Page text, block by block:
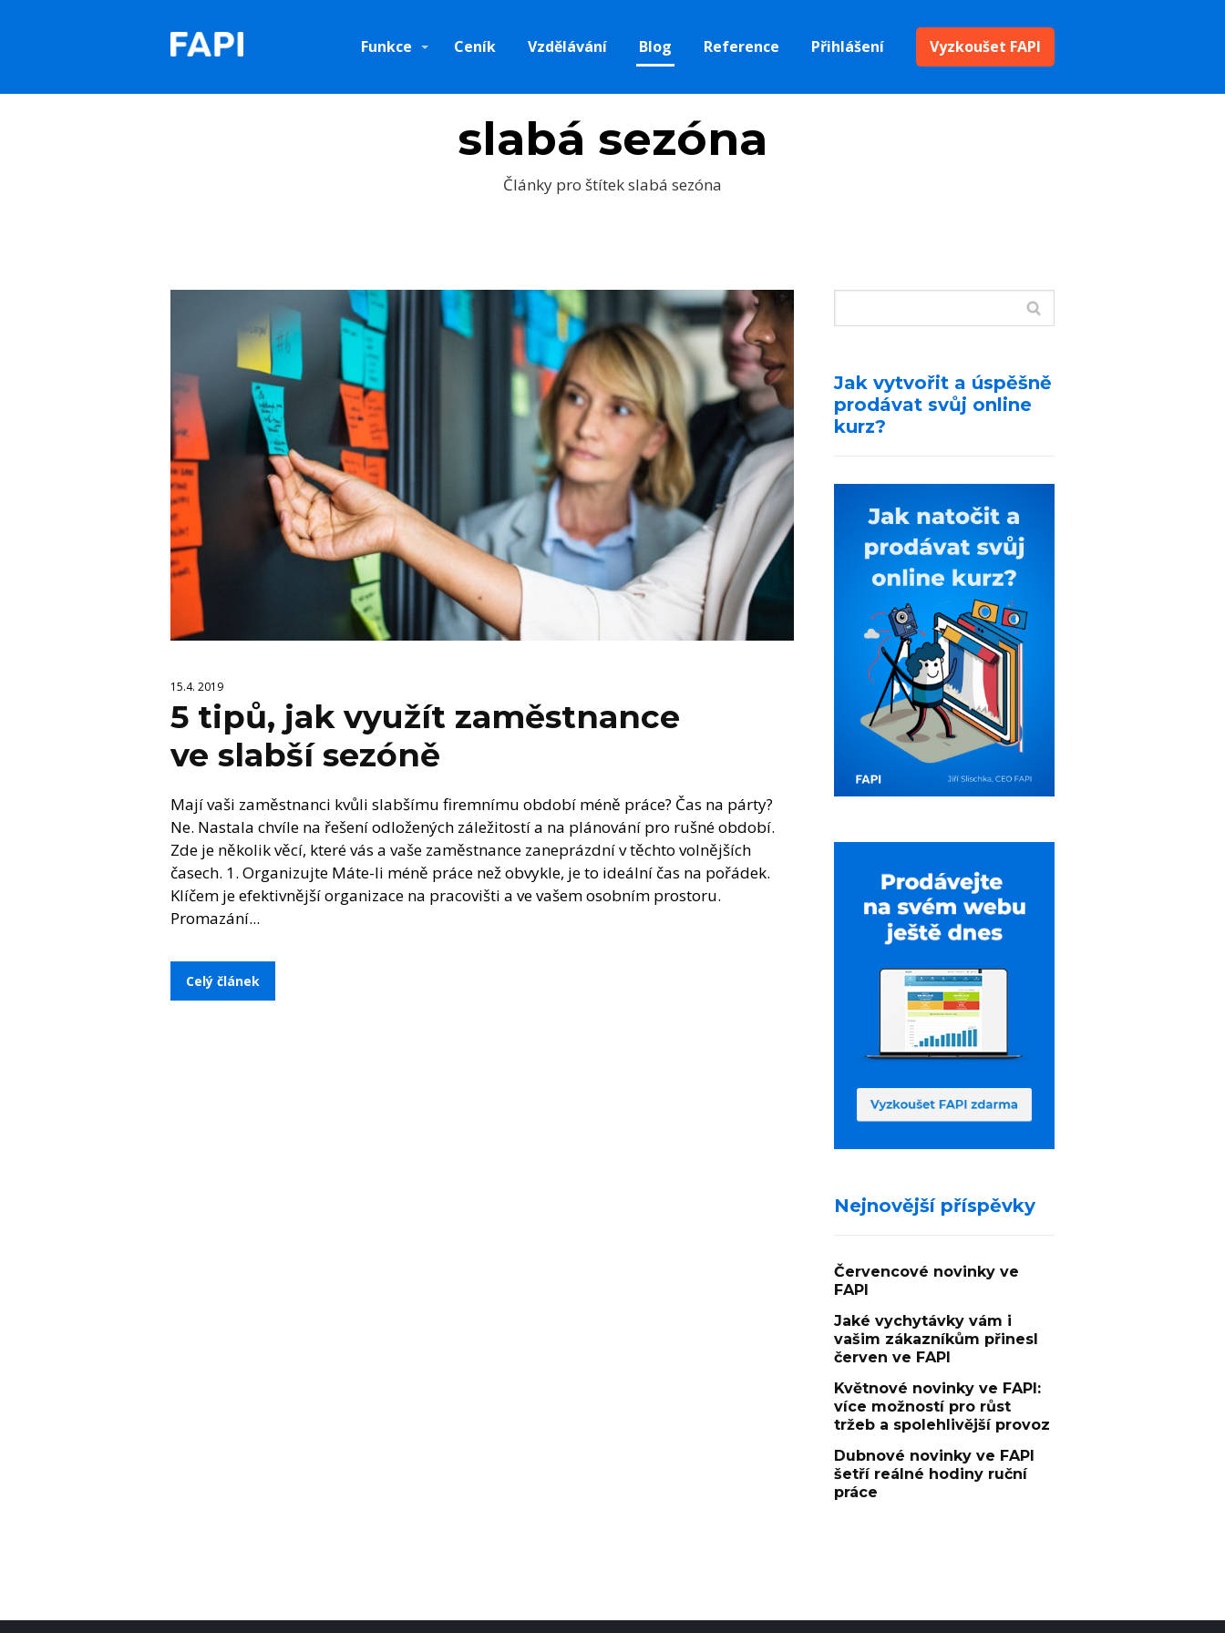
Funkce Ceník Vzdělávání Blog Reference Přihlášení Vyzkoušet FAPI
slabá sezóna
Články pro štítek slabá sezóna
15.4. 2019
5 tipů, jak využít zaměstnance
ve slabší sezóně
Mají vaši zaměstnanci kvůli slabšímu firemnímu období méně práce? Čas na párty?
Ne. Nastala chvíle na řešení odložených záležitostí a na plánování pro rušné období.
Zde je několik věcí, které vás a vaše zaměstnance zaneprázdní v těchto volnějších
časech. 1. Organizujte Máte-li méně práce než obvykle, je to ideální čas na pořádek.
Klíčem je efektivnější organizace na pracovišti a ve vašem osobním prostoru.
Promazání...
Celý článek
Jak vytvořit a úspěšně
prodávat svůj online
kurz?
Nejnovější příspěvky
Červencové novinky ve
FAPI
Jaké vychytávky vám i
vašim zákazníkům přinesl
červen ve FAPI
Květnové novinky ve FAPI:
více možností pro růst
tržeb a spolehlivější provoz
Dubnové novinky ve FAPI
šetří reálné hodiny ruční
práce